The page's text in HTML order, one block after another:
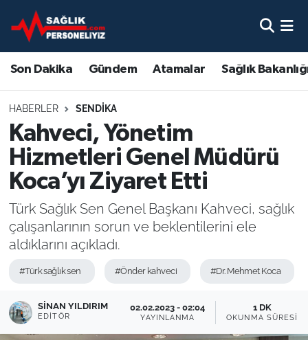
Son Dakika Gündem Atamalar Sağlık
HABERLER SENDIKA
Kahveci, Yönetim
Hizmetleri Genel Müdürü
Koca’yı Ziyaret Etti
Türk Sağlık Sen Genel Başkanı Kahveci, sağlık
çalışanlarının sorun ve beklentilerini ele
aldıklarını açıkladı.
#Türk sağlık sen #Önder kahveci #Dr. Mehmet Koca
SINAN YILDIRIM
EDITÖR
02.02.2023 - 02:04
YAYINLANMA
1 DK
OKUNMA SÜRESI
Son Dakika
Gündem
Atamalar
Sağlık Bakanlığı
Mevzuat
Sendika
Eğitim
Sağlık
Nöbetçi Eczaneler
Hava Durumu
Namaz Vakitleri
Trafik Durumu
Süper Lig Puan Durumu ve Fikstür
Tüm Manşetler
Haber Arşivi